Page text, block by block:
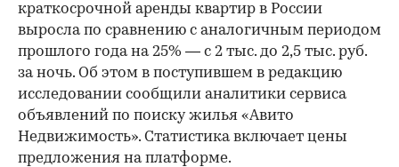
краткосрочной аренды квартир в России
выросла по сравнению с аналогичным периодом
прошлого года на 25% — с 2 тыс. до 2,5 тыс. руб.
за ночь. Об этом в поступившем в редакцию
исследовании сообщили аналитики сервиса
объявлений по поиску жилья «Авито
Недвижимость». Статистика включает цены
предложения на платформе.